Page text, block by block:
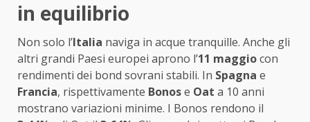
in equilibrio
Non solo l’Italia naviga in acque tranquille. Anche gli
altri grandi Paesi europei aprono l’11 maggiocon
rendimenti dei bond sovrani stabili. In Spagna e
Francia, rispettivamente Bonose Oat a 10 anni
mostrano variazioni minime. I Bonos rendono il